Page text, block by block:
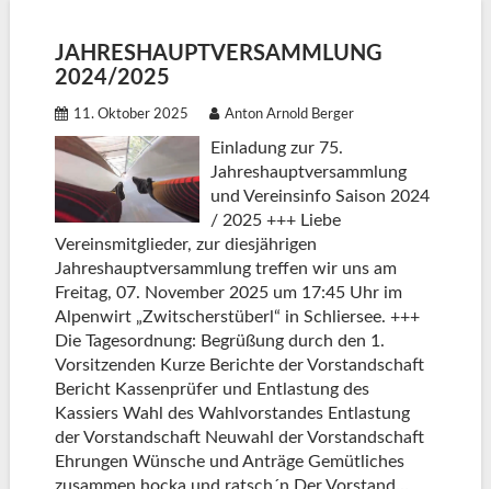
JAHRESHAUPTVERSAMMLUNG
2024/2025
11. Oktober 2025 Anton Arnold Berger
Einladung zur 75.
Jahreshauptversammlung
und Vereinsinfo Saison 2024
/ 2025 +++ Liebe
Vereinsmitglieder, zur diesjährigen
Jahreshauptversammlung treffen wir uns am
Freitag, 07. November 2025 um 17:45 Uhr im
Alpenwirt „Zwitscherstüberl“ in Schliersee. +++
Die Tagesordnung: Begrüßung durch den 1.
Vorsitzenden Kurze Berichte der Vorstandschaft
Bericht Kassenprüfer und Entlastung des
Kassiers Wahl des Wahlvorstandes Entlastung
der Vorstandschaft Neuwahl der Vorstandschaft
Ehrungen Wünsche und Anträge Gemütliches